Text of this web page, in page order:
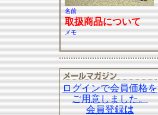
名前
取扱商品について
メモ
ログインで会員価格を
ご用意しました。
会員登録は